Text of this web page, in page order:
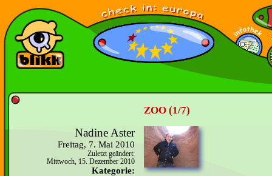
ZOO (1/7)
Nadine Aster
Freitag, 7. Mai 2010
Zuletzt geändert:
Mittwoch, 15. Dezember 2010
Kategorie: